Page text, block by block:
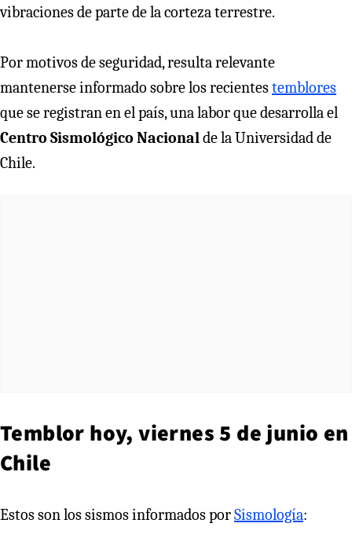
vibraciones de parte de la corteza terrestre.
Por motivos de seguridad, resulta relevante
mantenerse informado sobre los recientestemblores
que se registran en el país, una labor que desarrolla el
Centro Sismológico Nacionalde la Universidad de
Chile.
Temblor hoy, viernes 5 de junio en
Chile
Estos son los sismos informados porSismología: